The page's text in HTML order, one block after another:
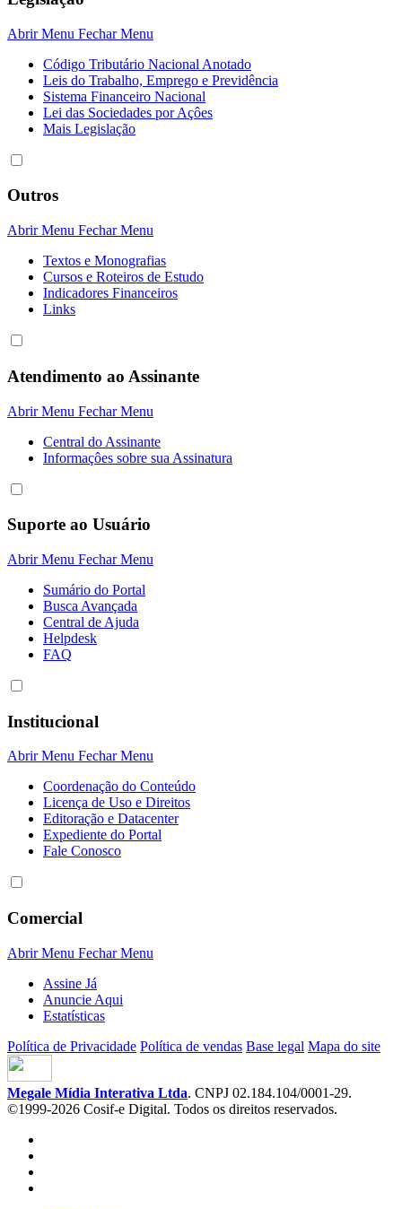
Abrir Menu Fechar Menu
Código Tributário Nacional Anotado
Leis do Trabalho, Emprego e Previdência
Sistema Financeiro Nacional
Lei das Sociedades por Açôes
Mais Legislação
Outros
Abrir Menu Fechar Menu
Textos e Monografias
Cursos e Roteiros de Estudo
Indicadores Financeiros
Links
Atendimento ao Assinante
Abrir Menu Fechar Menu
Central do Assinante
Informaçôes sobre sua Assinatura
Suporte ao Usuário
Abrir Menu Fechar Menu
Sumário do Portal
Busca Avançada
Central de Ajuda
Helpdesk
FAQ
Institucional
Abrir Menu Fechar Menu
Coordenação do Conteúdo
Licença de Uso e Direitos
Editoração e Datacenter
Expediente do Portal
Fale Conosco
Comercial
Abrir Menu Fechar Menu
Assine Já
Anuncie Aqui
Estatísticas
Política de Privacidade Política de vendas Base legal Mapa do site
Megale Mídia Interativa Ltda. CNPJ 02.184.104/0001-29.
©1999-2026 Cosif-e Digital. Todos os direitos reservados.